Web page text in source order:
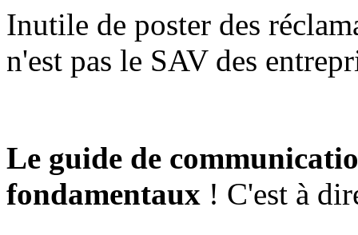
Inutile de poster des
n'est pas le SAV des
Le guide de
fondamentaux ! C'est à